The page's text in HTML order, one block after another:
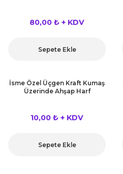
80,00 ₺ + KDV
Sepete Ekle
İsme Özel Üçgen Kraft Kumaş
Üzerinde Ahşap Harf
10,00 ₺ + KDV
Sepete Ekle